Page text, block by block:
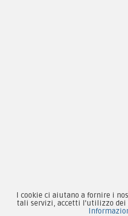
Contattaci su
I cookie ci aiutano a fornire i
tali servizi, accetti l'utilizzo dei